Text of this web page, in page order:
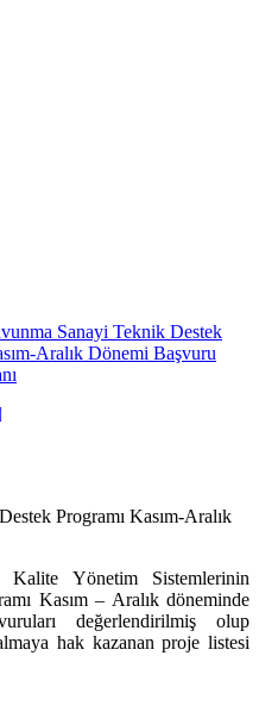
Sanayi Teknik Destek
Aralık Dönemi Başvuru
Programı Kasım-Aralık
Kalite Yönetim Sistemlerinin
Kasım – Aralık döneminde
değerlendirilmiş olup
hak kazanan proje listesi